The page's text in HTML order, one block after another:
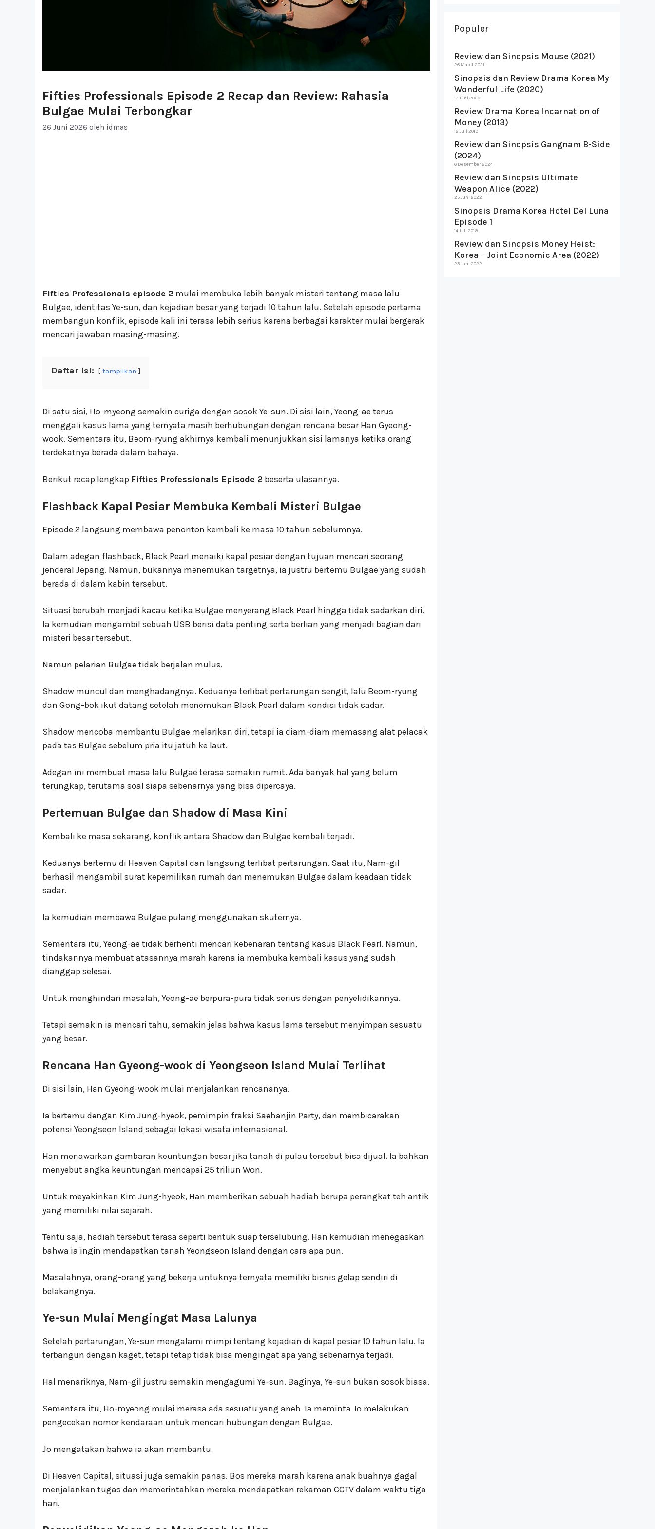
Fifties Professionals Episode 2 Recap dan Review: Rahasia
Bulgae Mulai Terbongkar
26 Juni 2026 oleh idmas
Fifties Professionals episode 2 mulai membuka lebih banyak misteri tentang masa lalu
Bulgae, identitas Ye-sun, dan kejadian besar yang terjadi 10 tahun lalu. Setelah episode pertama
membangun konflik, episode kali ini terasa lebih serius karena berbagai karakter mulai bergerak
mencari jawaban masing-masing.
Daftar Isi: tampilkan
Di satu sisi, Ho-myeong semakin curiga dengan sosok Ye-sun. Di sisi lain, Yeong-ae terus
menggali kasus lama yang ternyata masih berhubungan dengan rencana besar Han Gyeong-
wook. Sementara itu, Beom-ryung akhirnya kembali menunjukkan sisi lamanya ketika orang
terdekatnya berada dalam bahaya.
Berikut recap lengkap Fifties Professionals Episode 2 beserta ulasannya.
Flashback Kapal Pesiar Membuka Kembali Misteri Bulgae
Episode 2 langsung membawa penonton kembali ke masa 10 tahun sebelumnya.
Dalam adegan flashback, Black Pearl menaiki kapal pesiar dengan tujuan mencari seorang
jenderal Jepang. Namun, bukannya menemukan targetnya, ia justru bertemu Bulgae yang sudah
berada di dalam kabin tersebut.
Situasi berubah menjadi kacau ketika Bulgae menyerang Black Pearl hingga tidak sadarkan diri.
Ia kemudian mengambil sebuah USB berisi data penting serta berlian yang menjadi bagian dari
misteri besar tersebut.
Namun pelarian Bulgae tidak berjalan mulus.
Shadow muncul dan menghadangnya. Keduanya terlibat pertarungan sengit, lalu Beom-ryung
dan Gong-bok ikut datang setelah menemukan Black Pearl dalam kondisi tidak sadar.
Shadow mencoba membantu Bulgae melarikan diri, tetapi ia diam-diam memasang alat pelacak
pada tas Bulgae sebelum pria itu jatuh ke laut.
Adegan ini membuat masa lalu Bulgae terasa semakin rumit. Ada banyak hal yang belum
terungkap, terutama soal siapa sebenarnya yang bisa dipercaya.
Pertemuan Bulgae dan Shadow di Masa Kini
Kembali ke masa sekarang, konflik antara Shadow dan Bulgae kembali terjadi.
Keduanya bertemu di Heaven Capital dan langsung terlibat pertarungan. Saat itu, Nam-gil
berhasil mengambil surat kepemilikan rumah dan menemukan Bulgae dalam keadaan tidak
sadar.
Ia kemudian membawa Bulgae pulang menggunakan skuternya.
Sementara itu, Yeong-ae tidak berhenti mencari kebenaran tentang kasus Black Pearl. Namun,
tindakannya membuat atasannya marah karena ia membuka kembali kasus yang sudah
dianggap selesai.
Untuk menghindari masalah, Yeong-ae berpura-pura tidak serius dengan penyelidikannya.
Tetapi semakin ia mencari tahu, semakin jelas bahwa kasus lama tersebut menyimpan sesuatu
yang besar.
Rencana Han Gyeong-wook di Yeongseon Island Mulai Terlihat
Di sisi lain, Han Gyeong-wook mulai menjalankan rencananya.
Ia bertemu dengan Kim Jung-hyeok, pemimpin fraksi Saehanjin Party, dan membicarakan
potensi Yeongseon Island sebagai lokasi wisata internasional.
Han menawarkan gambaran keuntungan besar jika tanah di pulau tersebut bisa dijual. Ia bahkan
menyebut angka keuntungan mencapai 25 triliun Won.
Untuk meyakinkan Kim Jung-hyeok, Han memberikan sebuah hadiah berupa perangkat teh antik
yang memiliki nilai sejarah.
Tentu saja, hadiah tersebut terasa seperti bentuk suap terselubung. Han kemudian menegaskan
bahwa ia ingin mendapatkan tanah Yeongseon Island dengan cara apa pun.
Masalahnya, orang-orang yang bekerja untuknya ternyata memiliki bisnis gelap sendiri di
belakangnya.
Ye-sun Mulai Mengingat Masa Lalunya
Setelah pertarungan, Ye-sun mengalami mimpi tentang kejadian di kapal pesiar 10 tahun lalu. Ia
terbangun dengan kaget, tetapi tetap tidak bisa mengingat apa yang sebenarnya terjadi.
Hal menariknya, Nam-gil justru semakin mengagumi Ye-sun. Baginya, Ye-sun bukan sosok biasa.
Sementara itu, Ho-myeong mulai merasa ada sesuatu yang aneh. Ia meminta Jo melakukan
pengecekan nomor kendaraan untuk mencari hubungan dengan Bulgae.
Jo mengatakan bahwa ia akan membantu.
Di Heaven Capital, situasi juga semakin panas. Bos mereka marah karena anak buahnya gagal
menjalankan tugas dan memerintahkan mereka mendapatkan rekaman CCTV dalam waktu tiga
hari.
Populer
Review dan Sinopsis Mouse (2021)
26 Maret 2021
Sinopsis dan Review Drama Korea My
Wonderful Life (2020)
18 Juni 2020
Review Drama Korea Incarnation of
Money (2013)
12 Juli 2019
Review dan Sinopsis Gangnam B-Side
(2024)
6 Desember 2024
Review dan Sinopsis Ultimate
Weapon Alice (2022)
25 Juni 2022
Sinopsis Drama Korea Hotel Del Luna
Episode 1
14 Juli 2019
Review dan Sinopsis Money Heist:
Korea – Joint Economic Area (2022)
25 Juni 2022